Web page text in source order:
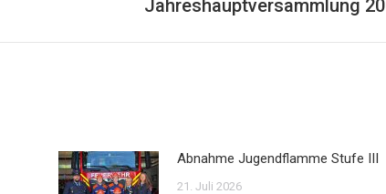
Jahreshauptversammlung
Abnahme Jugendflamme Stufe III
21. Juli 2026